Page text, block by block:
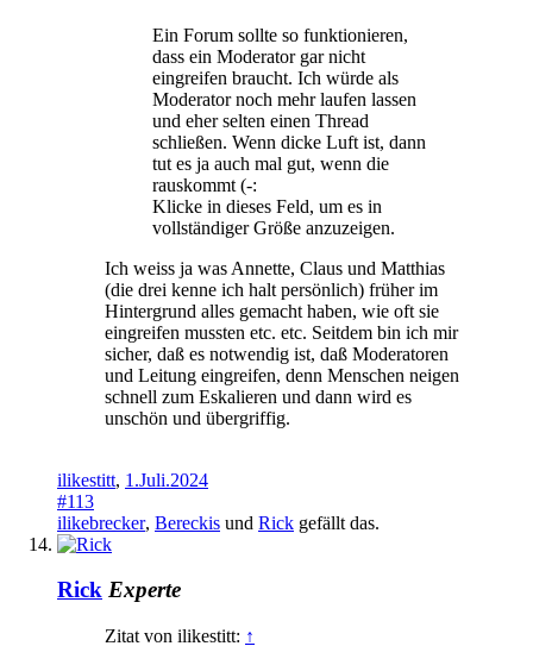
Ein Forum sollte so funktionieren,
dass ein Moderator gar nicht
eingreifen braucht. Ich würde als
Moderator noch mehr laufen lassen
und eher selten einen Thread
schließen. Wenn dicke Luft ist, dann
tut es ja auch mal gut, wenn die
rauskommt (-:
Klicke in dieses Feld, um es in
vollständiger Größe anzuzeigen.
Ich weiss ja was Annette, Claus und Matthias
(die drei kenne ich halt persönlich) früher im
Hintergrund alles gemacht haben, wie oft sie
eingreifen mussten etc. etc. Seitdem bin ich mir
sicher, daß es notwendig ist, daß Moderatoren
und Leitung eingreifen, denn Menschen neigen
schnell zum Eskalieren und dann wird es
unschön und übergriffig.
ilikestitt, 1.Juli.2024
#113
ilikebrecker, Bereckis und Rick gefällt das.
Rick Experte
Zitat von ilikestitt: ↑